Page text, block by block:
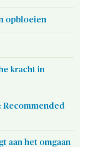
opbloeien
kracht in
Recommended
aan het omgaan